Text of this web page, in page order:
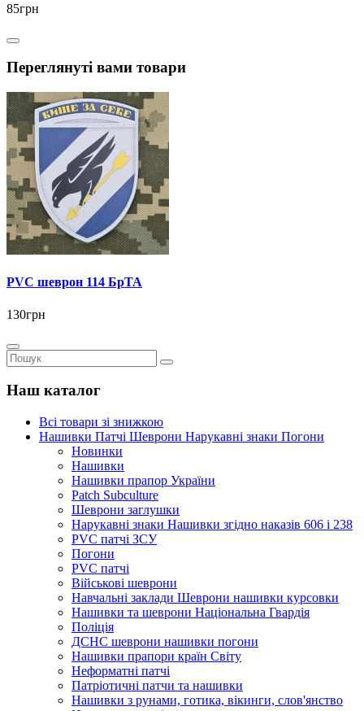
85грн
Переглянуті вами товари
PVC шеврон 114 БрТА
130грн
Наш каталог
Всі товари зі знижкою
Нашивки Патчі Шеврони Нарукавні знаки Погони
Новинки
Нашивки
Нашивки прапор України
Рatch Subculture
Шеврони заглушки
Нарукавні знаки Нашивки згідно наказів 606 і 238
PVC патчі ЗСУ
Погони
PVC патчі
Військові шеврони
Навчальні заклади Шеврони нашивки курсовки
Нашивки та шеврони Національна Гвардія
Поліція
ДСНС шеврони нашивки погони
Нашивки прапори країн Світу
Неформатні патчі
Патріотичні патчи та нашивки
Нашивки з рунами, готика, вікинги, слов'янство